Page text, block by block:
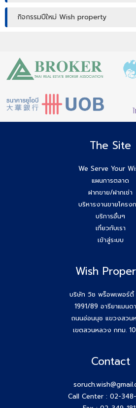
กิจกรรมปีใหม่ Wish property
เปิดบ้านยังไง…ให้ปิดการขายได้ไวขึ้น? โ
สัมมนา เตรียมพร้อมก่อนเริ่มสร้างบ้าน!
อนุญาตก่อสร้าง
Agent Wish ปิดการขายสำเร็จค่ะ!! คุณ
ยกระดับสกิล Agent wish วันนี้สัมมนาที
ขอบคุณกสิกรที่เข้าร่วมเป็นพันธมิตรขอ
สัมมนาสมาชิก Wish วันพุธที่ 26 พ.ย.68
Agent Wish ปิดการขายสำเร็จค่ะ!! คุณ
สร้างตัวตนให้ชัด สร้างโอกาสให้ใช่กับ #โ
รับ Listing ฝากขายที่ดิน 100 ล้าน ได้ง่า
วันพุธที่ 12 พ.ย 68 #สมาชิกWish เปิดโ
The Site
We Serve Your
แผนการตลาด
ฝากขาย/ฝากเช่า
บริหารงานขายโครง
บริการอื่นๆ
เกี่ยวกับเรา
เข้าสู่ระบบ
Wish
บริษัท วิช พร็อพเพอร์ตี้
1991/89 อารียาแมนด
ถนนอ่อนนุช แขวงสวน
เขตสวนหลวง กทม.
Contact
Call Center : 02-